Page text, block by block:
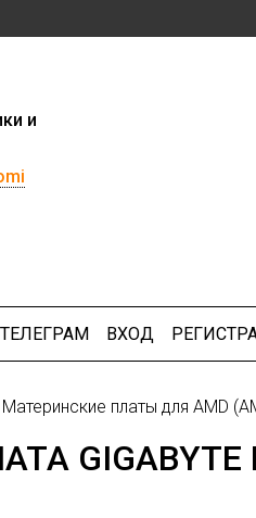
и
ТЕЛЕГРАМ ВХОД
Материнские платы для AMD
GIGABYTE